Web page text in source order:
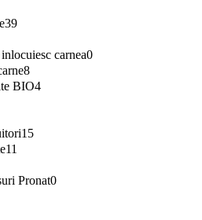
39
carnea0
8
BIO4
15
11
Pronat0